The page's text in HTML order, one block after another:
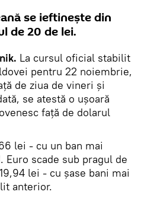
se ieftinește din
de 20 de lei.
La cursul oficial stabilit
pentru 22 noiembrie,
de ziua de vineri și
se atestă o ușoară
față de dolarul
lei - cu un ban mai
Euro scade sub pragul de
lei - cu șase bani mai
anterior.